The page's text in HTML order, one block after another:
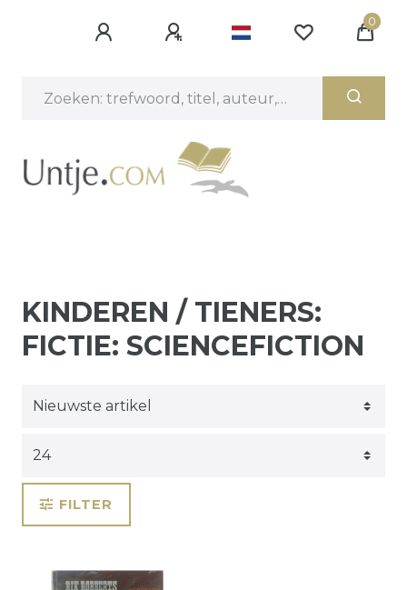
0
KINDEREN / TIENERS:
FICTIE: SCIENCEFICTION
FILTER